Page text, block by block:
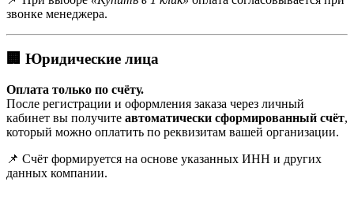
звонке менеджера.
🏢 Юридические лица
Оплата только по счёту.
После регистрации и оформления заказа через личный
кабинет вы получите автоматически сформированный счёт,
который можно оплатить по реквизитам вашей организации.
📌 Счёт формируется на основе указанных ИНН и других
данных компании.